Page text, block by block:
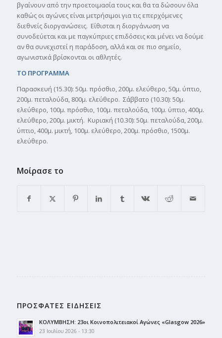
βγαίνουν από την προετοιμασία τους και θα τα δώσουν όλα
καθώς οι αγώνες είναι μετρήσιμοι για τις επερχόμενες
διεθνείς διοργανώσεις. Είθισται η διοργάνωση να
συνοδεύεται και με παγκύπριες επιδόσεις και μένει να δούμε
αν θα συνεχιστεί η παράδοση, αλλά και σε πιο σημείο,
αγωνιστικά βρίσκονται οι αθλητές.
ΤΟ ΠΡΟΓΡΑΜΜΑ
Παρασκευή (15.30): 50μ. πρόσθιο, 200μ. ελεύθερο, 50μ. ύπτιο,
200μ. πεταλούδα, 800μ. ελεύθερο. Σάββατο (10.30): 50μ.
ελεύθερο, 100μ. πρόσθιο, 100μ. πεταλούδα, 100μ. ύπτιο, 400μ.
ελεύθερο, 200μ. μικτή. Κυριακή (10.30): 50μ. πεταλούδα, 200μ.
ύπτιο, 400μ. μικτή, 100μ. ελεύθερο, 200μ. πρόσθιο, 1500μ.
ελεύθερο.
Μοίρασε το
ΠΡΟΣΦΑΤΕΣ ΕΙΔΗΣΕΙΣ
ΚΟΛΥΜΒΗΣΗ: 23οι Κοινοπολιτειακοί Αγώνες «Glasgow 2026»
23 Ιουλίου 2026 - 13:30